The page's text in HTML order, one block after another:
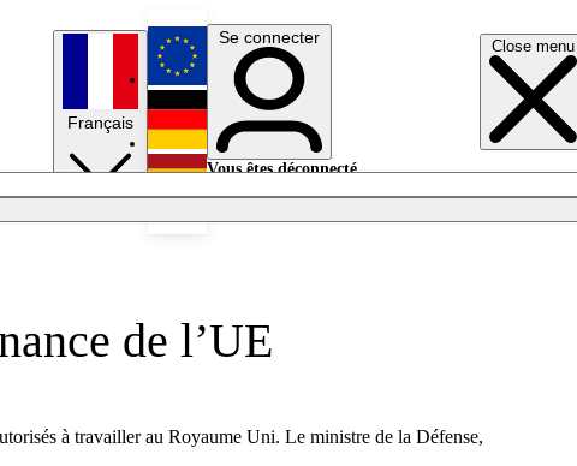
Close menu
Français
English
Deutsch
Se connecter
Vous êtes déconnecté.
de l’UE
à travailler au Royaume Uni. Le ministre de la Défense,